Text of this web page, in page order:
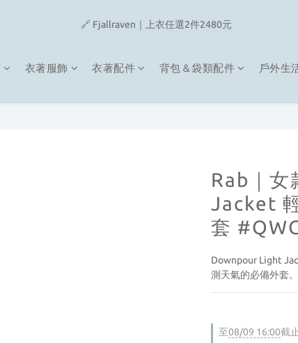
衣著服飾 衣著配件 背包＆袋類配件 戶外生
Rab｜
Jacket
套
Downpour Light
測天氣的必備外套。
至08/09 16:00截止